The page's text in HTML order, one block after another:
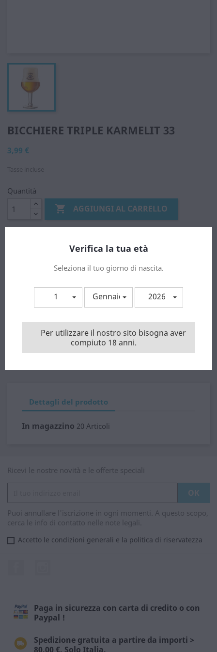
BICCHIERE TRIPLE KARMELIT 33
3,99 €
Tasse incluse
Quantità
 AGGIUNGI AL CARRELLO
Spedizione gratuita a partire da importi > 80.00 €. Solo
Isole minori e zone disagiate chiamare preventivamente.
Dettagli del prodotto
In magazzino 20 Articoli
Ricevi le nostre novità e le offerte speciali
Puoi annullare l'iscrizione in ogni momenti. A questo scopo,
cerca le info di contatto nelle note legali.
Accetto le condizioni generali e la politica di riservatezza
Paga in sicurezza con carta di credito o con
Paypal !
Spedizione gratuita a partire da importi >
80.00 €. Solo Italia.
Verifica la tua età
Seleziona il tuo giorno di nascita.
1 Gennaio 2026
Per utilizzare il nostro sito bisogna aver
compiuto 18 anni.